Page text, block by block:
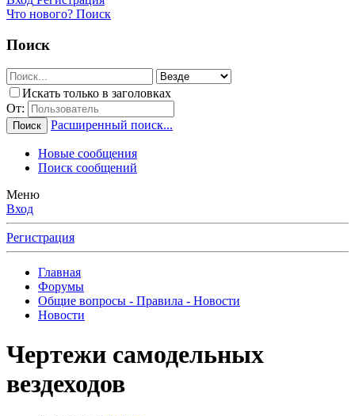
Что нового? Поиск
Поиск
Искать только в заголовках
От:
Поиск Расширенный поиск...
Новые сообщения
Поиск сообщений
Меню
Вход
Регистрация
Главная
Форумы
Общие вопросы - Правила - Новости
Новости
Чертежи самодельных
вездеходов